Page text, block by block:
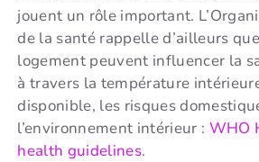
jouent un rôle important.
de la santé rappelle d’ailleurs
logement peuvent influencer la
à travers la température
disponible, les risques
l’environnement intérieur : WHO
health guidelines.